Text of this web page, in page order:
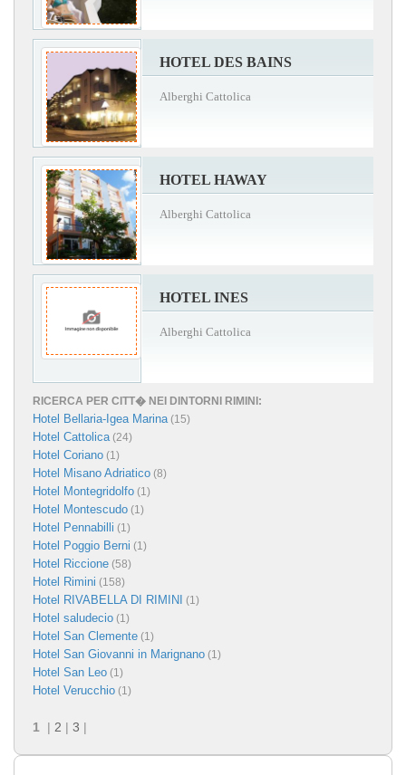
HOTEL DES BAINS
Alberghi Cattolica
HOTEL HAWAY
Alberghi Cattolica
HOTEL INES
Alberghi Cattolica
RICERCA PER CITT� NEI DINTORNI RIMINI:
Hotel Bellaria-Igea Marina(15)
Hotel Cattolica(24)
Hotel Coriano (1)
Hotel Misano Adriatico (8)
Hotel Montegridolfo (1)
Hotel Montescudo (1)
Hotel Pennabilli (1)
Hotel Poggio Berni (1)
Hotel Riccione (58)
Hotel Rimini (158)
Hotel RIVABELLA DI RIMINI (1)
Hotel saludecio (1)
Hotel San Clemente (1)
Hotel San Giovanni in Marignano (1)
Hotel San Leo (1)
Hotel Verucchio (1)
1 | 2 | 3 |